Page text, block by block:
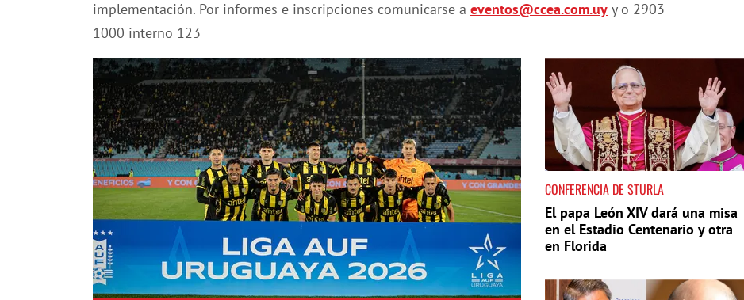
implementación. Por informes e inscripciones comunicarse a eventos@ccea.com.uy y o 2903
1000 interno 123
CONFERENCIA DE STURLA
El papa León XIV dará una misa
en el Estadio Centenario y otra
en Florida